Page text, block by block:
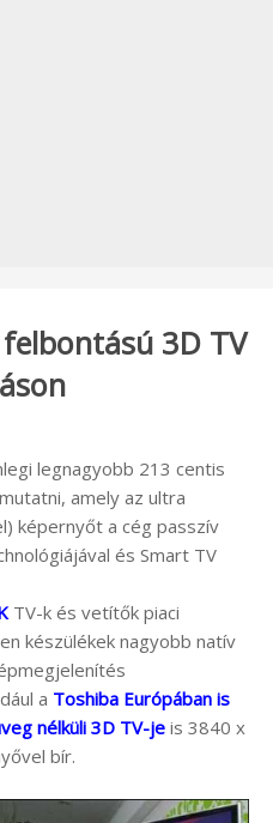
3D TV
legnagyobb 213 centis
amely az ultra
képernyőt a cég passzív
és Smart TV
TV-k és vetítők piaci
készülékek nagyobb natív
a Toshiba Európában is
nélküli 3D TV-je is 3840 x
bír.